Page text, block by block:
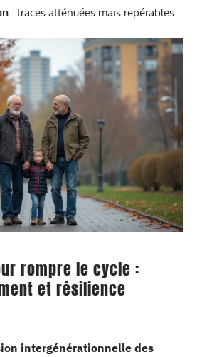
: traces atténuées mais repérables
rompre le cycle :
et résilience
intergénérationnelle des